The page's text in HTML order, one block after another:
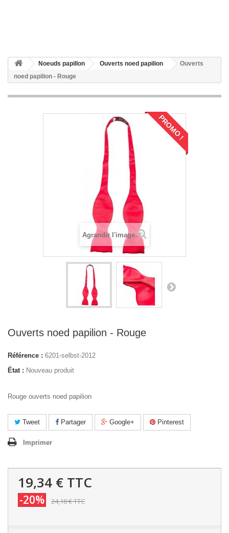
Noeuds papillon Ouverts noed papilion
Ouverts
noed papilion - Rouge
PROMO !
Agrandir l'image
Ouverts noed papilion - Rouge
Référence : 6201-selbst-2012
État : Nouveau produit
Rouge ouverts noed papilion
Tweet Partager Google+ Pinterest
Imprimer
19,34 € TTC
-20% 24,18 €TTC